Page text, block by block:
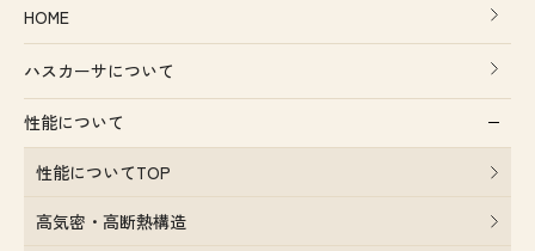
HOME
ハスカーサについて
性能について
性能についてTOP
高気密・高断熱構造